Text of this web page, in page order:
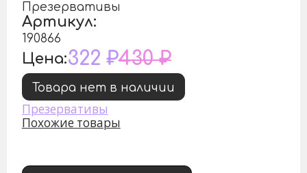
Презервативы
Артикул:
190866
Цена:322 ₽430 ₽
Товара нет в наличии
Презервативы
Похожие товары